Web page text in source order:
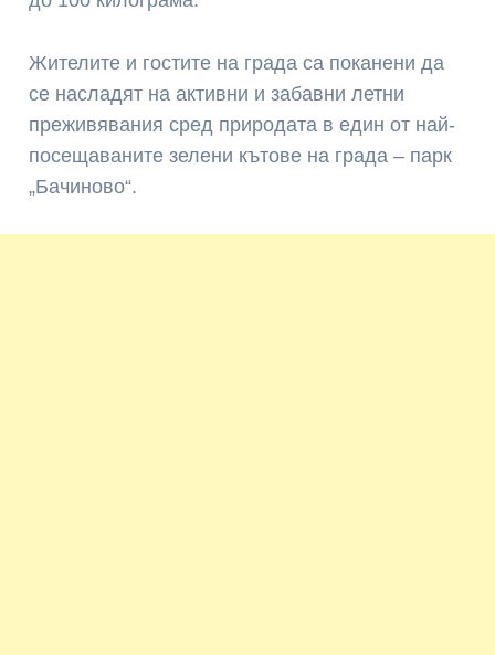
Жителите и гостите на града са поканени да
се насладят на активни и забавни летни
преживявания сред природата в един от най-
посещаваните зелени кътове на града – парк
„Бачиново“.